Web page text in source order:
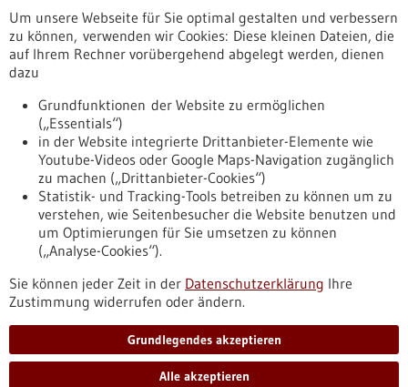
Erscheinungsdatum
Nach oben
Informiert bleiben
Newsletter abonnieren
Um unsere Webseite für Sie optimal gestalten und verbessern
zu können, verwenden wir Cookies: Diese kleinen Dateien, die
auf Ihrem Rechner vorübergehend abgelegt werden, dienen
dazu
Grundfunktionen der Website zu ermöglichen
(„Essentials“)
in der Website integrierte Drittanbieter-Elemente wie
Youtube-Videos oder Google Maps-Navigation zugänglich
zu machen („Drittanbieter-Cookies“)
Statistik- und Tracking-Tools betreiben zu können um zu
verstehen, wie Seitenbesucher die Website benutzen und
um Optimierungen für Sie umsetzen zu können
(„Analyse-Cookies“).
Sie können jeder Zeit in der Datenschutzerklärung Ihre
Zustimmung widerrufen oder ändern.
Grundlegendes akzeptieren
Alle akzeptieren